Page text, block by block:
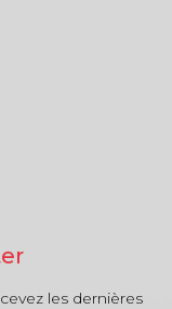
les dernières